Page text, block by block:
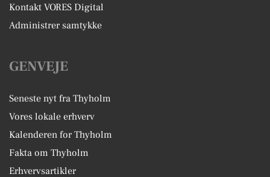
Kontakt VORES Digital
Administrer samtykke
GENVEJE
Seneste nyt fra Thyholm
Vores lokale erhverv
Kalenderen for Thyholm
Fakta om Thyholm
Erhvervsartikler